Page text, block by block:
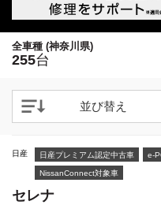
全車種 (神奈川県)
255台
並び替え
日産 日産プレミアム認定中古車 e-
NissanConnect対象車
セレナ